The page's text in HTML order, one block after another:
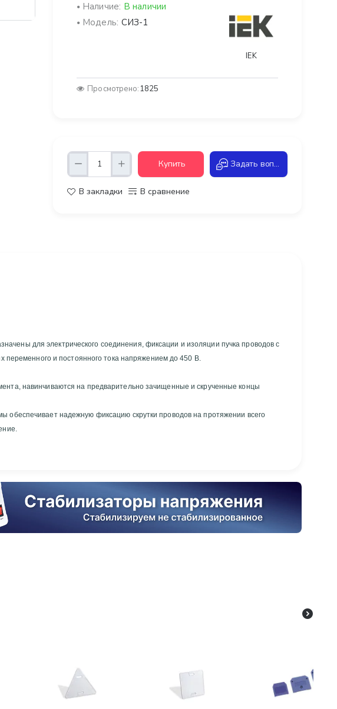
Наличие: В наличии
Модель: СИЗ-1
IEK
Просмотрено:1825
Купить Задать вопрос
В закладки В сравнение
для электрического соединения, фиксации и изоляции пучка проводов с
жилами сечением от 0,5 до 10,0 мм2 в электрических цепях переменного и постоянного тока напряжением до 450 В.
навинчиваются на предварительно зачищенные и скрученные концы
обеспечивает надежную фиксацию скрутки проводов на протяжении всего